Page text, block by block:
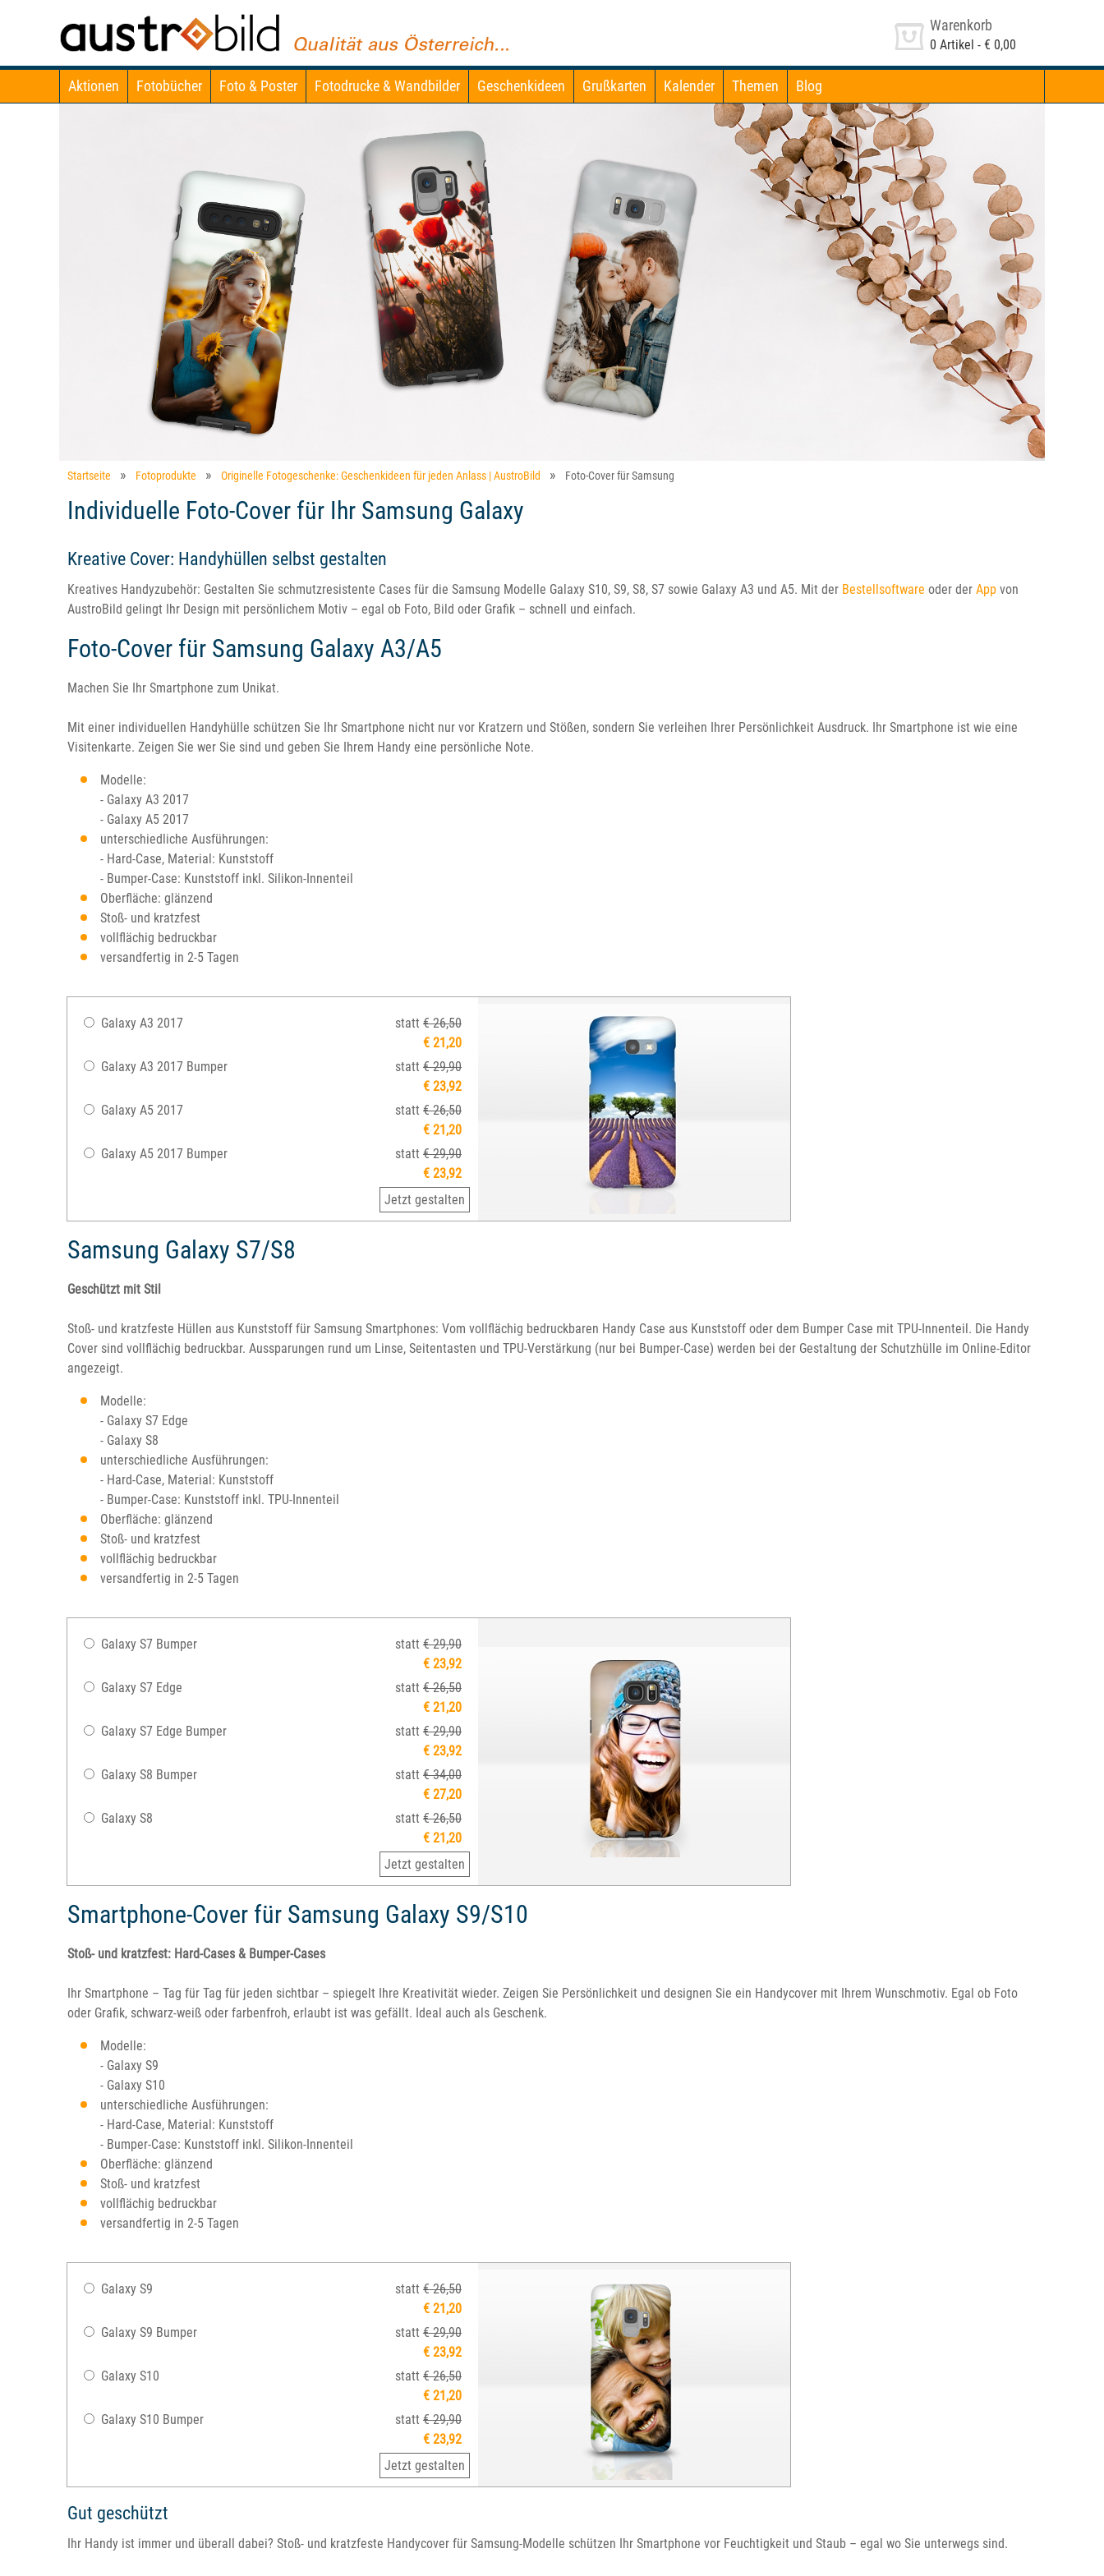
Warenkorb
0 Artikel - € 0,00
Aktionen Fotobücher Foto & Poster Fotodrucke & Wandbilder Geschenkideen Grußkarten Kalender Themen Blog
Startseite Fotoprodukte Originelle Fotogeschenke: Geschenkideen für jeden Anlass | AustroBild Foto-Cover für Samsung
Individuelle Foto-Cover für Ihr Samsung Galaxy
Kreative Cover: Handyhüllen selbst gestalten
Kreatives Handyzubehör: Gestalten Sie schmutzresistente Cases für die Samsung Modelle Galaxy S10, S9, S8, S7 sowie Galaxy A3 und A5. Mit der Bestellsoftware oder der App von
AustroBild gelingt Ihr Design mit persönlichem Motiv – egal ob Foto, Bild oder Grafik – schnell und einfach.
Foto-Cover für Samsung Galaxy A3/A5
Machen Sie Ihr Smartphone zum Unikat.
Mit einer individuellen Handyhülle schützen Sie Ihr Smartphone nicht nur vor Kratzern und Stößen, sondern Sie verleihen Ihrer Persönlichkeit Ausdruck. Ihr Smartphone ist wie eine
Visitenkarte. Zeigen Sie wer Sie sind und geben Sie Ihrem Handy eine persönliche Note.
Modelle:
- Galaxy A3 2017
- Galaxy A5 2017
unterschiedliche Ausführungen:
- Hard-Case, Material: Kunststoff
- Bumper-Case: Kunststoff inkl. Silikon-Innenteil
Oberfläche: glänzend
Stoß- und kratzfest
vollflächig bedruckbar
versandfertig in 2-5 Tagen
Galaxy A3 2017 statt € 26,50
€ 21,20
Galaxy A3 2017 Bumper
statt € 29,90
€ 23,92
Galaxy A5 2017
statt € 26,50
€ 21,20
Galaxy A5 2017 Bumper
statt € 29,90
€ 23,92
Jetzt gestalten
Samsung Galaxy S7/S8
Geschützt mit Stil
Stoß- und kratzfeste Hüllen aus Kunststoff für Samsung Smartphones: Vom vollflächig bedruckbaren Handy Case aus Kunststoff oder dem Bumper Case mit TPU-Innenteil. Die Handy
Cover sind vollflächig bedruckbar. Aussparungen rund um Linse, Seitentasten und TPU-Verstärkung (nur bei Bumper-Case) werden bei der Gestaltung der Schutzhülle im Online-Editor
angezeigt.
Modelle:
- Galaxy S7 Edge
- Galaxy S8
unterschiedliche Ausführungen:
- Hard-Case, Material: Kunststoff
- Bumper-Case: Kunststoff inkl. TPU-Innenteil
Oberfläche: glänzend
Stoß- und kratzfest
vollflächig bedruckbar
versandfertig in 2-5 Tagen
Galaxy S7 Bumper statt € 29,90
€ 23,92
Galaxy S7 Edge
statt € 26,50
€ 21,20
Galaxy S7 Edge Bumper
statt € 29,90
€ 23,92
Galaxy S8 Bumper
statt € 34,00
€ 27,20
Galaxy S8
statt € 26,50
€ 21,20
Jetzt gestalten
Smartphone-Cover für Samsung Galaxy S9/S10
Stoß- und kratzfest: Hard-Cases & Bumper-Cases
Ihr Smartphone – Tag für Tag für jeden sichtbar – spiegelt Ihre Kreativität wieder. Zeigen Sie Persönlichkeit und designen Sie ein Handycover mit Ihrem Wunschmotiv. Egal ob Foto
oder Grafik, schwarz-weiß oder farbenfroh, erlaubt ist was gefällt. Ideal auch als Geschenk.
Modelle:
- Galaxy S9
- Galaxy S10
unterschiedliche Ausführungen:
- Hard-Case, Material: Kunststoff
- Bumper-Case: Kunststoff inkl. Silikon-Innenteil
Oberfläche: glänzend
Stoß- und kratzfest
vollflächig bedruckbar
versandfertig in 2-5 Tagen
Galaxy S9 statt € 26,50
€ 21,20
Galaxy S9 Bumper
statt € 29,90
€ 23,92
Galaxy S10
statt € 26,50
€ 21,20
Galaxy S10 Bumper
statt € 29,90
€ 23,92
Jetzt gestalten
Gut geschützt
Ihr Handy ist immer und überall dabei? Stoß- und kratzfeste Handycover für Samsung-Modelle schützen Ihr Smartphone vor Feuchtigkeit und Staub – egal wo Sie unterwegs sind.